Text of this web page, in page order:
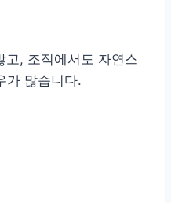
고, 조직에서도 자연스
가 많습니다.